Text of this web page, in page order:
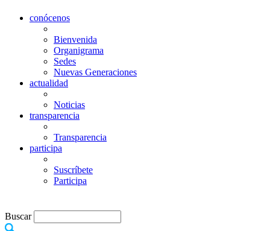
conócenos
Bienvenida
Organigrama
Sedes
Nuevas Generaciones
actualidad
Noticias
transparencia
Transparencia
participa
Suscríbete
Participa
Buscar